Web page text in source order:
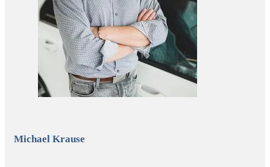
Michael Krause